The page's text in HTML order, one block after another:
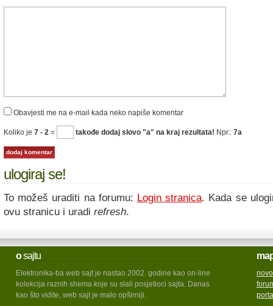
Obavjesti me na e-mail kada neko napiše komentar
Koliko je 7 - 2 = takođe dodaj slovo "a" na kraj rezultata! Npr.: 7a
ulogiraj se!
To možeš uraditi na forumu: Login stranica. Kada se
ovu stranicu i uradi refresh.
osajtu
Elektronika-ba web sajt je nastao 2002. godine kao on-line
kolekcija raznih shema koje su slali posjetioci sajta. Danas
kao što vidite, web sajt je malo opširniji.